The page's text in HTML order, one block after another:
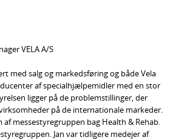
VELA A/S
med salg og markedsføring og både Vela
af specialhjælpemidler med en stor
ligger på de problemstillinger, der
på de internationale markeder.
af messestyregruppen bag Health & Rehab.
Jan var tidligere medejer af